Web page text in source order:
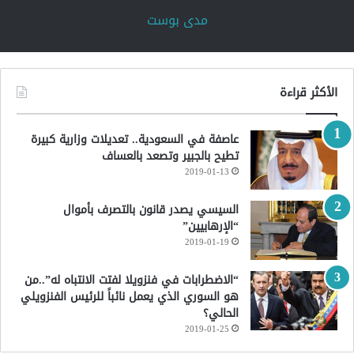
‏مدى بوست‏
الأكثر قراءة
عاصفة في السعودية.. تعديلات وزارية كبيرة
تطيح بالجبير وتصعد بالعساف
2019-01-13
السيسي يصدر قانون بالتصرف بأموال
“الإرهابيين”
2019-01-19
“الاضطرابات في فنزويلا لفتت الانتباه له”..من
هو السوري الذي يعمل نائباً للرئيس الفنزويلي
الحالي؟
2019-01-25